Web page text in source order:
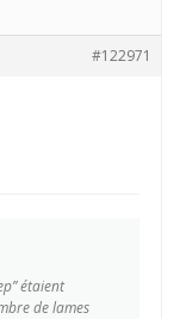
#122971
étaient
de lames